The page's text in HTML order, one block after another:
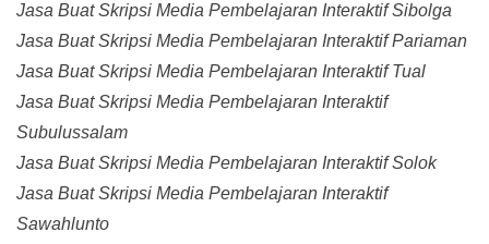
Jasa Buat Skripsi Media Pembelajaran Interaktif Sibolga
Jasa Buat Skripsi Media Pembelajaran Interaktif Pariaman
Jasa Buat Skripsi Media Pembelajaran Interaktif Tual
Jasa Buat Skripsi Media Pembelajaran Interaktif
Subulussalam
Jasa Buat Skripsi Media Pembelajaran Interaktif Solok
Jasa Buat Skripsi Media Pembelajaran Interaktif
Sawahlunto